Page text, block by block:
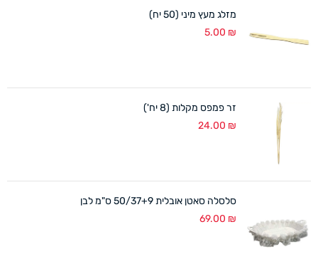
מזלג מעץ מיני (50 יח)
5.00 ₪
זר פמפס מקלות (8 יח')
24.00 ₪
סלסלה סאטן אובלית 50/37+9 ס"מ לבן
69.00 ₪